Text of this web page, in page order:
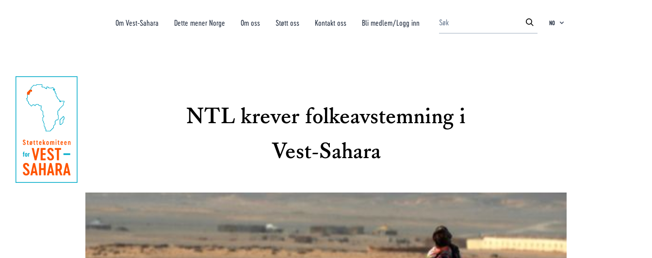
Om Vest-Sahara Dette mener Norge Om oss Støtt oss Kontakt oss Bli medlem/Logg inn NO
NTL krever folkeavstemning i
Vest-Sahara